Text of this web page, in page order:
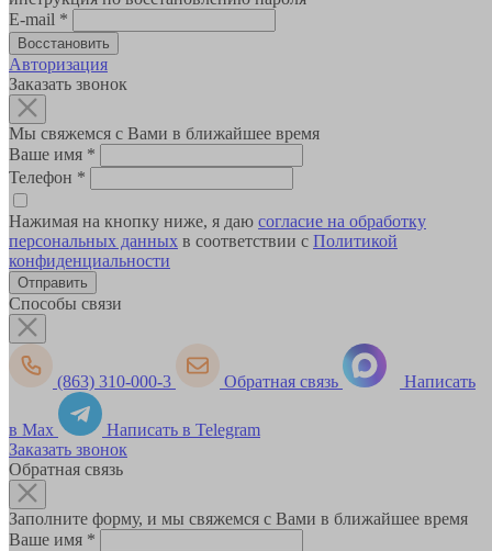
E-mail *
Авторизация
Заказать звонок
Мы свяжемся с Вами в ближайшее время
Ваше имя *
Телефон *
Нажимая на кнопку ниже, я даю согласие на обработку
персональных данных в соответствии с Политикой
конфиденциальности
Способы связи
(863) 310-000-3 Обратная связь Написать
в Max
Написать в Telegram
Заказать звонок
Обратная связь
Заполните форму, и мы свяжемся с Вами в ближайшее время
Ваше имя *